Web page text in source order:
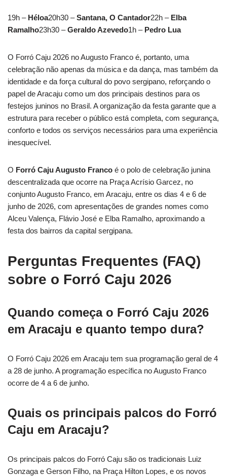
19h – Héloa20h30 –Santana, O Cantador22h – Elba
Ramalho23h30 –Geraldo Azevedo1h – Pedro Lua
O Forró Caju 2026 no Augusto Franco é, portanto, uma
celebração não apenas da música e da dança, mas também da
identidade e da força cultural do povo sergipano, reforçando o
papel de Aracaju como um dos principais destinos para os
festejos juninos no Brasil. A organização da festa garante que a
estrutura para receber o público está completa, com segurança,
conforto e todos os serviços necessários para uma experiência
inesquecível.
O Forró Caju Augusto Franco é o polo de celebração junina
descentralizada que ocorre na Praça Acrísio Garcez, no
conjunto Augusto Franco, em Aracaju, entre os dias 4 e 6 de
junho de 2026, com apresentações de grandes nomes como
Alceu Valença, Flávio José e Elba Ramalho, aproximando a
festa dos bairros da capital sergipana.
Perguntas Frequentes (FAQ)
sobre o Forró Caju 2026
Quando começa o Forró Caju 2026
em Aracaju e quanto tempo dura?
O Forró Caju 2026 em Aracaju tem sua programação geral de 4
a 28 de junho. A programação específica no Augusto Franco
ocorre de 4 a 6 de junho.
Quais os principais palcos do Forró
Caju em Aracaju?
Os principais palcos do Forró Caju são os tradicionais Luiz
Gonzaga e Gerson Filho, na Praça Hilton Lopes, e os novos